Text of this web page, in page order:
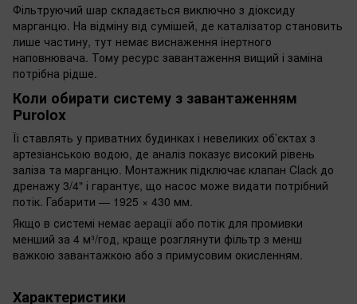
Фільтруючий шар складається виключно з діоксиду
марганцю. На відміну від сумішей, де каталізатор становить
лише частину, тут немає виснаження інертного
наповнювача. Тому ресурс завантаження вищий і заміна
потрібна рідше.
Коли обирати систему з завантаженням
Purolox
Її ставлять у приватних будинках і невеликих об’єктах з
артезіанською водою, де аналіз показує високий рівень
заліза та марганцю. Монтажник підключає клапан Clack до
дренажу 3/4" і гарантує, що насос може видати потрібний
потік. Габарити — 1925 × 430 мм.
Якщо в системі немає аерації або потік для промивки
менший за 4 м³/год, краще розглянути фільтр з менш
важкою завантажкою або з примусовим окисленням.
Характеристики